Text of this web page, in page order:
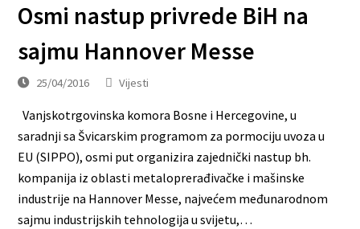
Osmi nastup privrede BiH na
sajmu Hannover Messe
25/04/2016 Vijesti
Vanjskotrgovinska komora Bosne i Hercegovine, u
saradnji sa Švicarskim programom za pormociju uvoza u
EU (SIPPO), osmi put organizira zajednički nastup bh.
kompanija iz oblasti metaloprerađivačke i mašinske
industrije na Hannover Messe, najvećem međunarodnom
sajmu industrijskih tehnologija u svijetu,…